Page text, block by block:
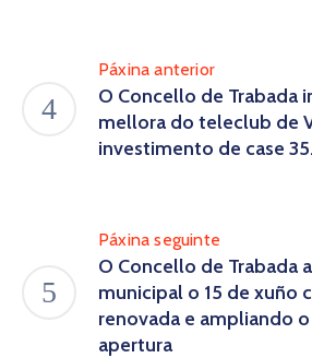
Páxina anterior
O Concello de Trabada
mellora do teleclub de
investimento de case
Páxina seguinte
O Concello de Trabada
municipal o 15 de xuño
renovada e ampliando
apertura